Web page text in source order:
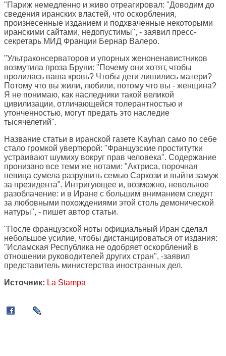
"Париж немедленно и живо отреагировал: "Доводим до
сведения иранских властей, что оскорбления,
произнесенные изданием и подхваченные некоторыми
иранскими сайтами, недопустимы", - заявил пресс-
секретарь МИД Франции Бернар Валеро.
"Ультраконсерваторов и упорных женоненавистников
возмутила проза Бруни: "Почему они хотят, чтобы
пролилась ваша кровь? Чтобы дети лишились матери?
Потому что вы жили, любили, потому что вы - женщина?
Я не понимаю, как наследники такой великой
цивилизации, отличающейся толерантностью и
утонченностью, могут предать это наследие
тысячелетий".
Название статьи в иранской газете Kayhan само по себе
стало громкой увертюрой: "Французские проститутки
устраивают шумиху вокруг прав человека". Содержание
пронизано все теми же нотами: "Актриса, порочная
певица сумела разрушить семью Саркози и выйти замуж
за президента". Интригующее и, возможно, невольное
разоблачение: и в Иране с большим вниманием следят
за любовными похождениями этой столь демонической
натуры", - пишет автор статьи.
"После французской ноты официальный Иран сделал
небольшое усилие, чтобы дистанцироваться от издания:
"Исламская Республика не одобряет оскорблений в
отношении руководителей других стран", -заявил
представитель министерства иностранных дел.
Источник: La Stampa